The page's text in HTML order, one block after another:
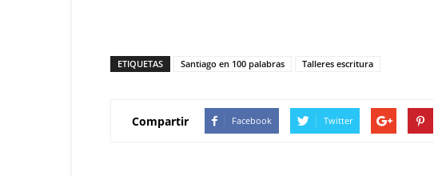
ETIQUETAS Santiago en 100 palabras Talleres escritura
Compartir Facebook Twitter